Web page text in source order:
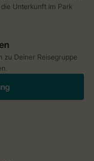
Unterkunft im Park
zu Deiner Reisegruppe